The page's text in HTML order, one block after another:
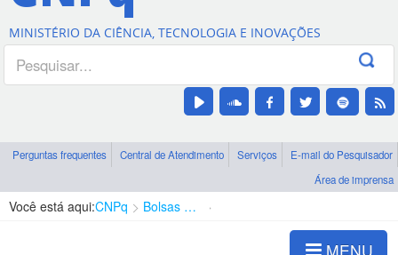
Canais
MINISTÉRIO DA CIÊNCIA, TECNOLOGIA E INOVAÇÕES
Perguntas frequentes Central de Atendimento Serviços
E-mail do Pesquisador
Área de imprensa
Você está aqui:CNPq Bolsas e Auxílios Vigentes
MENU